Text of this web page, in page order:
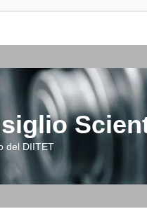
del DIITET